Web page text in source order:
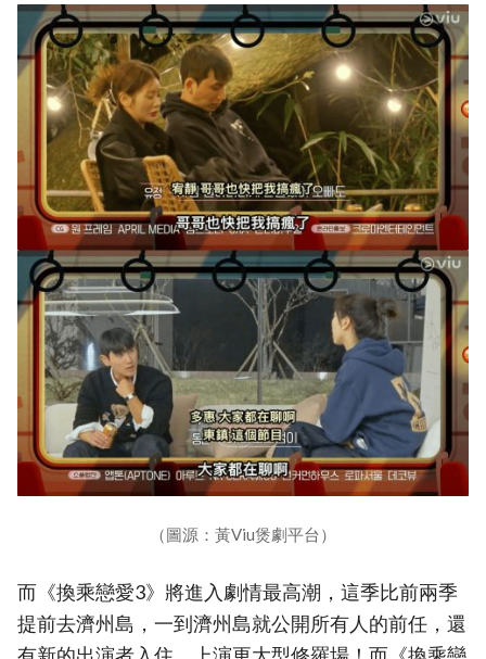
（圖源：黃Viu煲劇平台）
而《換乘戀愛3》將進入劇情最高潮，這季比前兩季
提前去濟州島，一到濟州島就公開所有人的前任，還